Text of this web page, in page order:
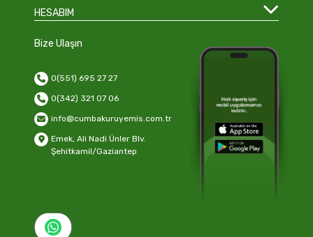
HESABIM
Bize Ulaşın
0(551) 695 27 27
0(342) 321 07 06
info@cumbakuruyemis.com.tr
Emek, Ali Nadi Ünler Blv.
Şehitkamil/Gaziantep